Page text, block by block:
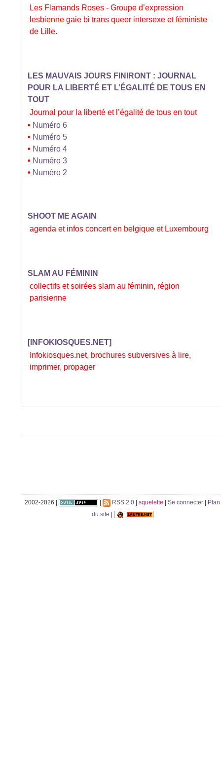
Les Flamands Roses - Groupe d’expression
lesbienne gaie bi trans queer intersexe et féministe
de Lille.
LES MAUVAIS JOURS FINIRONT : JOURNAL
POUR LA LIBERTÉ ET L’ÉGALITÉ DE TOUS EN
TOUT
Journal pour la liberté et l’égalité de tous en tout
• Numéro 6
• Numéro 5
• Numéro 4
• Numéro 3
• Numéro 2
SHOOT ME AGAIN
agenda et infos concert en belgique et Luxembourg
SLAM AU FÉMININ
collectifs et soirées slam au féminin, région
parisienne
[INFOKIOSQUES.NET]
Infokiosques.net, brochures subversives à lire,
imprimer, propager
2002-2026 | RSS 2.0 squelette Se connecter
Plan
du site